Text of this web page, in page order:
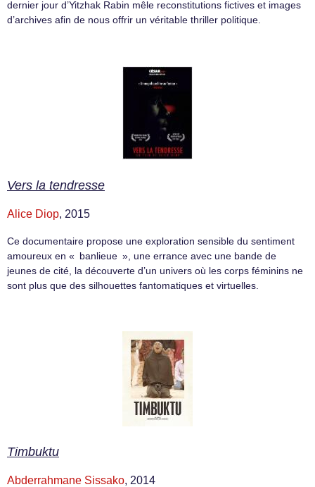
dernier jour d’Yitzhak Rabin mêle reconstitutions fictives et images
d’archives afin de nous offrir un véritable thriller politique.
Vers la tendresse
Alice Diop, 2015
Ce documentaire propose une exploration sensible du sentiment
amoureux en « banlieue », une errance avec une bande de
jeunes de cité, la découverte d’un univers où les corps féminins ne
sont plus que des silhouettes fantomatiques et virtuelles.
Timbuktu
Abderrahmane Sissako, 2014